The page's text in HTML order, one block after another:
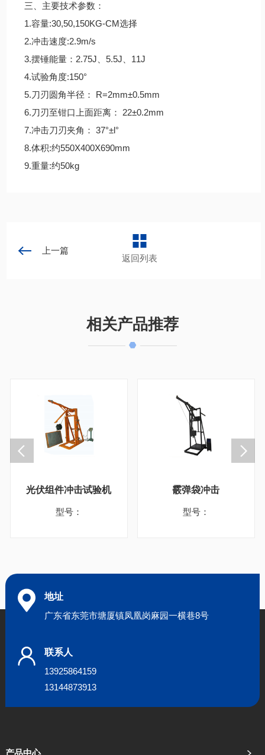
三、主要技术参数：
1.容量:30,50,150KG-CM选择
2.冲击速度:2.9m/s
3.摆锤能量：2.75J、5.5J、11J
4.试验角度:150°
5.刀刃圆角半径： R=2mm±0.5mm
6.刀刃至钳口上面距离： 22±0.2mm
7.冲击刀刃夹角： 37°±l°
8.体积:约550X400X690mm
9.重量:约50kg
上一篇
返回列表
相关产品推荐
光伏组件冲击试验机
型号：
霰弹袋冲击
型号：
地址
广东省东莞市塘厦镇凤凰岗麻园一横巷8号
联系人
13925864159
13144873913
产品中心